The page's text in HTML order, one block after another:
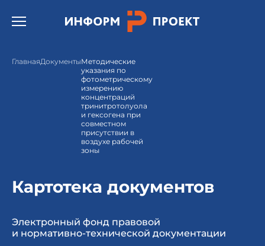
Открыть бургер меню.
ГлавнаяДокументыМетодические
указания по
фотометрическому
измерению
концентраций
тринитротолуола
и гексогена при
совместном
присутствии в
воздухе рабочей
зоны
Картотека документов
Электронный фонд правовой
и нормативно-технической документации